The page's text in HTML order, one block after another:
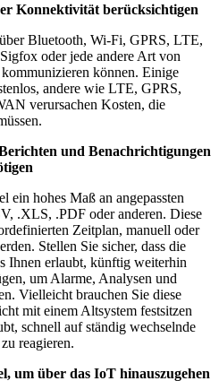
Konnektivität berücksichtigen
Bluetooth, Wi-Fi, GPRS, LTE,
oder jede andere Art von
können. Einige
andere wie LTE, GPRS,
verursachen Kosten, die
und Benachrichtigungen
ein hohes Maß an angepassten
.XLS, .PDF oder anderen. Diese
Zeitplan, manuell oder
Stellen Sie sicher, dass die
Ihnen erlaubt, künftig weiterhin
um Alarme, Analysen und
Vielleicht brauchen Sie diese
mit einem Altsystem festsitzen
schnell auf ständig wechselnde
reagieren.
um über das IoT hinauszugehen